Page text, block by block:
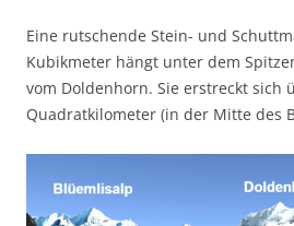
Eine rutschende Stein- und
Kubikmeter hängt unter dem
vom Doldenhorn. Sie erstreckt sich
Quadratkilometer (in der Mitte des